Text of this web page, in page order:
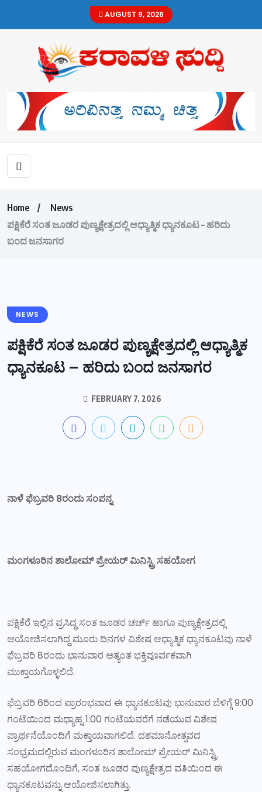
AUGUST 9, 2026
Home
News
ಪಕ್ಷಿಕೆರೆ ಸಂತ ಜೂಡರ ಪುಣ್ಯಕ್ಷೇತ್ರದಲ್ಲಿ ಆಧ್ಯಾತ್ಮಿಕ ಧ್ಯಾನಕೂಟ – ಹರಿದು
ಬಂದ ಜನಸಾಗರ
NEWS
ಪಕ್ಷಿಕೆರೆ ಸಂತ ಜೂಡರ ಪುಣ್ಯಕ್ಷೇತ್ರದಲ್ಲಿ ಆಧ್ಯಾತ್ಮಿಕ
ಧ್ಯಾನಕೂಟ – ಹರಿದು ಬಂದ ಜನಸಾಗರ
FEBRUARY 7, 2026
ನಾಳೆ ಫೆಬ್ರವರಿ 8ರಂದು ಸಂಪನ್ನ
ಮಂಗಳೂರಿನ ಶಾಲೋಮ್ ಪ್ರೇಯರ್ ಮಿನಿಸ್ಟ್ರಿ ಸಹಯೋಗ
ಪಕ್ಷಿಕೆರೆ ಇಲ್ಲಿನ ಪ್ರಸಿದ್ಧ ಸಂತ ಜೂಡರ ಚರ್ಚ್ ಹಾಗೂ ಪುಣ್ಯಕ್ಷೇತ್ರದಲ್ಲಿ
ಆಯೋಜಿಸಲಾಗಿದ್ದ ಮೂರು ದಿನಗಳ ವಿಶೇಷ ಆಧ್ಯಾತ್ಮಿಕ ಧ್ಯಾನಕೂಟವು ನಾಳೆ
ಫೆಬ್ರವರಿ 8ರಂದು ಭಾನುವಾರ ಅತ್ಯಂತ ಭಕ್ತಿಪೂರ್ವಕವಾಗಿ
ಮುಕ್ತಾಯಗೊಳ್ಳಲಿದೆ.
ಫೆಬ್ರವರಿ 6ರಿಂದ ಪ್ರಾರಂಭವಾದ ಈ ಧ್ಯಾನಕೂಟವು ಭಾನುವಾರ ಬೆಳಿಗ್ಗೆ 9:00
ಗಂಟೆಯಿಂದ ಮಧ್ಯಾಹ್ನ 1:00 ಗಂಟೆಯವರೆಗೆ ನಡೆಯುವ ವಿಶೇಷ
ಪ್ರಾರ್ಥನೆಯೊಂದಿಗೆ ಮಕ್ತಾಯವಾಗಲಿದೆ. ದಶಮಾನೋತ್ಸವದ
ಸಂಭ್ರಮದಲ್ಲಿರುವ ಮಂಗಳೂರಿನ ಶಾಲೋಮ್ ಪ್ರೇಯರ್ ಮಿನಿಸ್ಟ್ರಿ
ಸಹಯೋಗದೊಂದಿಗೆ, ಸಂತ ಜೂಡರ ಪುಣ್ಯಕ್ಷೇತ್ರದ ವತಿಯಿಂದ ಈ
ಧ್ಯಾನಕೂಟವನ್ನು ಆಯೋಜಿಸಲಾಗಿತ್ತು.